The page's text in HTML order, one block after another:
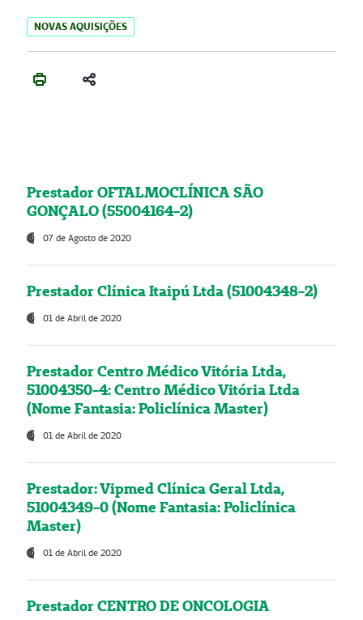
NOVAS AQUISIÇÕES
Prestador OFTALMOCLÍNICA SÃO
GONÇALO (55004164-2)
07 de Agosto de 2020
Prestador Clínica Itaipú Ltda (51004348-2)
01 de Abril de 2020
Prestador Centro Médico Vitória Ltda,
51004350-4: Centro Médico Vitória Ltda
(Nome Fantasia: Policlínica Master)
01 de Abril de 2020
Prestador: Vipmed Clínica Geral Ltda,
51004349-0 (Nome Fantasia: Policlínica
Master)
01 de Abril de 2020
Prestador CENTRO DE ONCOLOGIA